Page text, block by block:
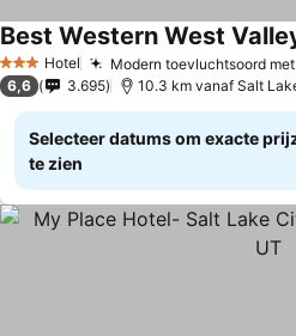
3 SterrenHotel Modern toevluchtsoord
Best Western West
6,6 3.695 10.3 km vanaf Salt
Selecteer datums om exacte
te zien